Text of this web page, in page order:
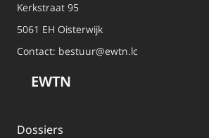
Kerkstraat 95
5061 EH Oisterwijk
Contact: bestuur@ewtn.lc
EWTN
Dossiers